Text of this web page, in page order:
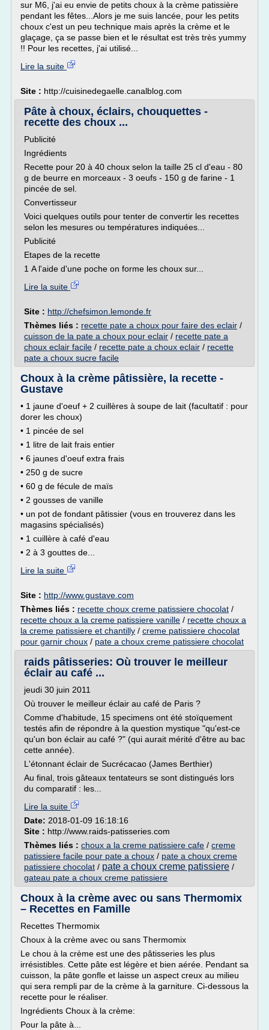
sur M6, j'ai eu envie de petits choux à la crème patissière
pendant les fêtes...Alors je me suis lancée, pour les petits
choux c'est un peu technique mais après la crème et le
glaçage, ça se passe bien et le résultat est très très yummy
!! Pour les recettes, j'ai utilisé...
Lire la suite
Site : http://cuisinedegaelle.canalblog.com
Pâte à choux, éclairs, chouquettes -
recette des choux ...
Publicité
Ingrédients
Recette pour 20 à 40 choux selon la taille 25 cl d'eau - 80
g de beurre en morceaux - 3 oeufs - 150 g de farine - 1
pincée de sel.
Convertisseur
Voici quelques outils pour tenter de convertir les recettes
selon les mesures ou températures indiquées...
Publicité
Etapes de la recette
1 A l'aide d'une poche on forme les choux sur...
Lire la suite
Site : http://chefsimon.lemonde.fr
Thèmes liés : recette pate a choux pour faire des eclair /
cuisson de la pate a choux pour eclair / recette pate a
choux eclair facile / recette pate a choux eclair / recette
pate a choux sucre facile
Choux à la crème pâtissière, la recette -
Gustave
• 1 jaune d'oeuf + 2 cuillères à soupe de lait (facultatif : pour
dorer les choux)
• 1 pincée de sel
• 1 litre de lait frais entier
• 6 jaunes d'oeuf extra frais
• 250 g de sucre
• 60 g de fécule de maïs
• 2 gousses de vanille
• un pot de fondant pâtissier (vous en trouverez dans les
magasins spécialisés)
• 1 cuillère à café d'eau
• 2 à 3 gouttes de...
Lire la suite
Site : http://www.gustave.com
Thèmes liés : recette choux creme patissiere chocolat /
recette choux a la creme patissiere vanille / recette choux a
la creme patissiere et chantilly / creme patissiere chocolat
pour garnir choux / pate a choux creme patissiere chocolat
raids pâtisseries: Où trouver le meilleur
éclair au café ...
jeudi 30 juin 2011
Où trouver le meilleur éclair au café de Paris ?
Comme d'habitude, 15 specimens ont été stoïquement
testés afin de répondre à la question mystique "qu'est-ce
qu'un bon éclair au café ?" (qui aurait mérité d'être au bac
cette année).
L'étonnant éclair de Sucrécacao (James Berthier)
Au final, trois gâteaux tentateurs se sont distingués lors
du comparatif : les...
Lire la suite
Date: 2018-01-09 16:18:16
Site : http://www.raids-patisseries.com
Thèmes liés : choux a la creme patissiere cafe / creme
patissiere facile pour pate a choux / pate a choux creme
patissiere chocolat / pate a choux creme patissiere /
gateau pate a choux creme patissiere
Choux à la crème avec ou sans Thermomix
– Recettes en Famille
Recettes Thermomix
Choux à la crème avec ou sans Thermomix
Le chou à la crème est une des pâtisseries les plus
irrésistibles. Cette pâte est légère et bien aérée. Pendant sa
cuisson, la pâte gonfle et laisse un aspect creux au milieu
qui sera rempli par de la crème à la garniture. Ci-dessous la
recette pour le réaliser.
Ingrédients Choux à la crème:
Pour la pâte à...